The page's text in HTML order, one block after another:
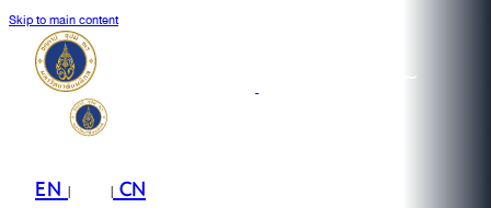
Skip to main content
EN| |CN